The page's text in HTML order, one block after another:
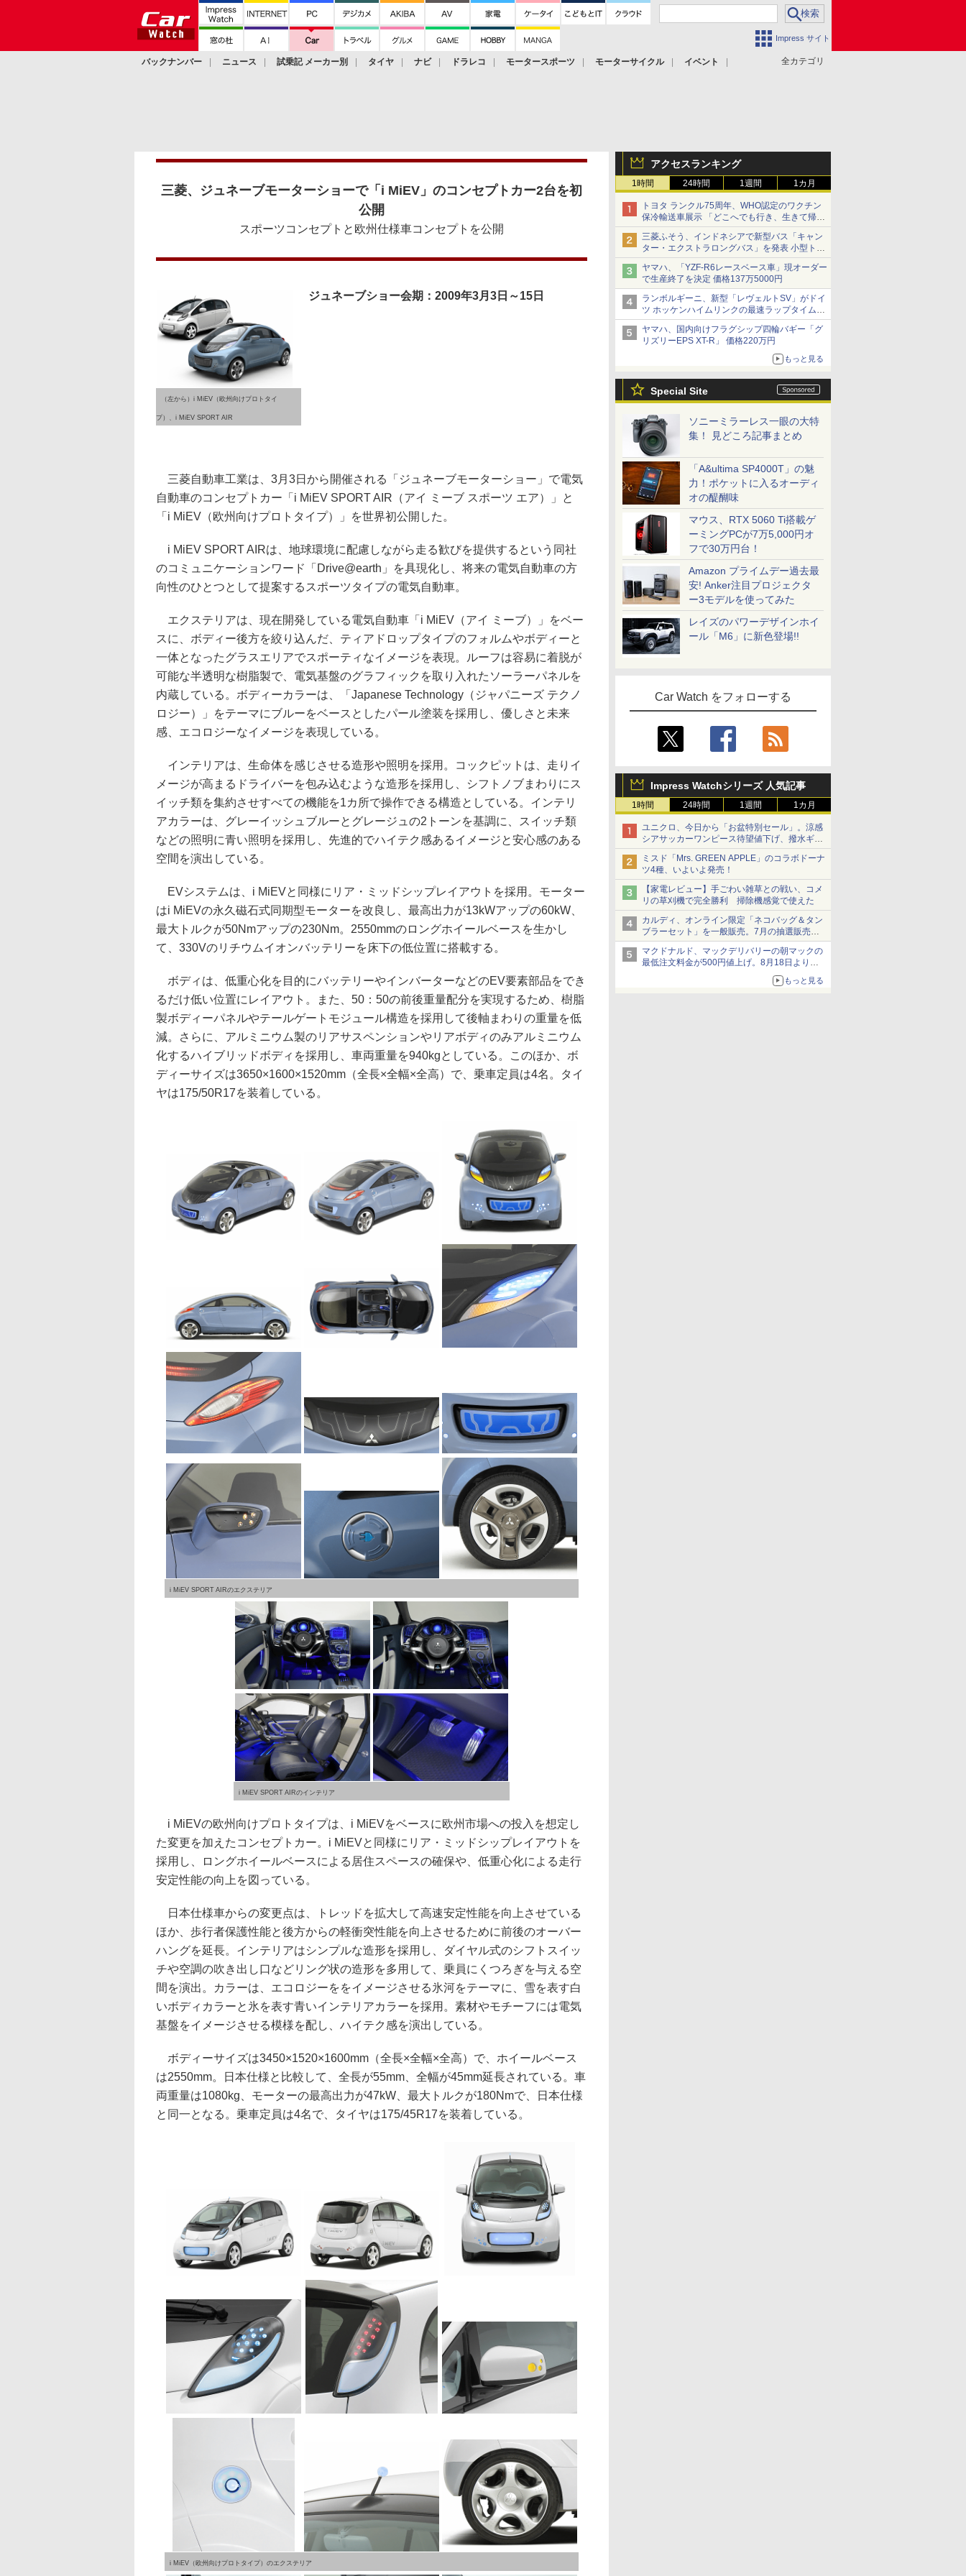
Impress サイト
全カテゴリ
バックナンバー ニュース 試乗記 メーカー別 タイヤ ナビ ドラレコ モータースポーツ モーターサイクル
イベント
アクセスランキング
1時間 24時間 1週間 1カ月
トヨタ ランクル75周年、WHO認定のワクチン
保冷輸送車展示 「どこへでも行き、生きて帰っ
てこられる」ランドクルーザーで命をつなぐ
三菱ふそう、インドネシアで新型バス「キャン
ター・エクストラロングバス」を発表 小型トラ
ックベースの観光・旅客輸送向けバス
ヤマハ、「YZF-R6レースベース車」現オーダー
で生産終了を決定 価格137万5000円
ランボルギーニ、新型「レヴェルトSV」がドイ
ツ ホッケンハイムリンクの最速ラップタイムを
記録
ヤマハ、国内向けフラグシップ四輪バギー「グ
リズリーEPS XT-R」 価格220万円
もっと見る
Special Site
ソニーミラーレス一眼の大特
集！ 見どころ記事まとめ
「A&ultima SP4000T」の魅
力！ポケットに入るオーディ
オの醍醐味
マウス、RTX 5060 Ti搭載ゲ
ーミングPCが7万5,000円オ
フで30万円台！
Amazon プライムデー過去最
安! Anker注目プロジェクタ
ー3モデルを使ってみた
レイズのパワーデザインホイ
ール「M6」に新色登場!!
Car Watch をフォローする
Impress Watchシリーズ 人気記事
1時間 24時間 1週間 1カ月
ユニクロ、今日から「お盆特別セール」。涼感
シアサッカーワンピース待望値下げ、撥水ギア
ショーツは1990円に
ミスド「Mrs. GREEN APPLE」のコラボドーナ
ツ4種、いよいよ発売！
【家電レビュー】手ごわい雑草との戦い、コメ
リの草刈機で完全勝利 掃除機感覚で使えた
カルディ、オンライン限定「ネコバッグ＆タン
ブラーセット」を一般販売。7月の抽選販売の
当選無効分
マクドナルド、マックデリバリーの朝マックの
最低注文料金が500円値上げ。8月18日より
もっと見る
三菱、ジュネーブモーターショーで「i MiEV」のコンセプトカー2台を初
公開
スポーツコンセプトと欧州仕様車コンセプトを公開
（左から）i MiEV（欧州向けプロトタイ
プ）、i MiEV SPORT AIR
ジュネーブショー会期：2009年3月3日～15日
三菱自動車工業は、3月3日から開催される「ジュネーブモーターショー」で電気
自動車のコンセプトカー「i MiEV SPORT AIR（アイ ミーブ スポーツ エア）」と
「i MiEV（欧州向けプロトタイプ）」を世界初公開した。
i MiEV SPORT AIRは、地球環境に配慮しながら走る歓びを提供するという同社
のコミュニケーションワード「Drive@earth」を具現化し、将来の電気自動車の方
向性のひとつとして提案するスポーツタイプの電気自動車。
エクステリアは、現在開発している電気自動車「i MiEV（アイ ミーブ）」をベー
スに、ボディー後方を絞り込んだ、ティアドロップタイプのフォルムやボディーと
一体となったグラスエリアでスポーティなイメージを表現。ルーフは容易に着脱が
可能な半透明な樹脂製で、電気基盤のグラフィックを取り入れたソーラーパネルを
内蔵している。ボディーカラーは、「Japanese Technology（ジャパニーズ テクノ
ロジー）」をテーマにブルーをベースとしたパール塗装を採用し、優しさと未来
感、エコロジーなイメージを表現している。
インテリアは、生命体を感じさせる造形や照明を採用。コックピットは、走りイ
メージが高まるドライバーを包み込むような造形を採用し、シフトノブまわりにス
イッチ類を集約させすべての機能を1カ所で操作できる構造としている。インテリ
アカラーは、グレーイッシュブルーとグレージュの2トーンを基調に、スイッチ類
などの照明に青い照明を採用し、先進的でハイテク感あるイメージと安心感のある
空間を演出している。
EVシステムは、i MiEVと同様にリア・ミッドシップレイアウトを採用。モーター
はi MiEVの永久磁石式同期型モーターを改良し、最高出力が13kWアップの60kW、
最大トルクが50Nmアップの230Nm。2550mmのロングホイールベースを生かし
て、330Vのリチウムイオンバッテリーを床下の低位置に搭載する。
ボディは、低重心化を目的にバッテリーやインバーターなどのEV要素部品をでき
るだけ低い位置にレイアウト。また、50：50の前後重量配分を実現するため、樹脂
製ボディーパネルやテールゲートモジュール構造を採用して後軸まわりの重量を低
減。さらに、アルミニウム製のリアサスペンションやリアボディのみアルミニウム
化するハイブリッドボディを採用し、車両重量を940kgとしている。このほか、ボ
ディーサイズは3650×1600×1520mm（全長×全幅×全高）で、乗車定員は4名。タイ
ヤは175/50R17を装着している。
i MiEV SPORT AIRのエクステリア
i MiEV SPORT AIRのインテリア
i MiEVの欧州向けプロトタイプは、i MiEVをベースに欧州市場への投入を想定し
た変更を加えたコンセプトカー。i MiEVと同様にリア・ミッドシップレイアウトを
採用し、ロングホイールベースによる居住スペースの確保や、低重心化による走行
安定性能の向上を図っている。
日本仕様車からの変更点は、トレッドを拡大して高速安定性能を向上させている
ほか、歩行者保護性能と後方からの軽衝突性能を向上させるために前後のオーバー
ハングを延長。インテリアはシンプルな造形を採用し、ダイヤル式のシフトスイッ
チや空調の吹き出し口などリング状の造形を多用して、乗員にくつろぎを与える空
間を演出。カラーは、エコロジーををイメージさせる氷河をテーマに、雪を表す白
いボディカラーと氷を表す青いインテリアカラーを採用。素材やモチーフには電気
基盤をイメージさせる模様を配し、ハイテク感を演出している。
ボディーサイズは3450×1520×1600mm（全長×全幅×全高）で、ホイールベース
は2550mm。日本仕様と比較して、全長が55mm、全幅が45mm延長されている。車
両重量は1080kg、モーターの最高出力が47kW、最大トルクが180Nmで、日本仕様
と同一となる。乗車定員は4名で、タイヤは175/45R17を装着している。
i MiEV（欧州向けプロトタイプ）のエクステリア